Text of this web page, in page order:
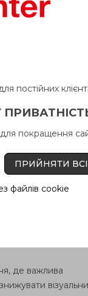
дій
1.
негайного
вентилі та
для
де важлива
постійних
покращення
ПРИЙНЯТИ ВСІ
файлів cookie